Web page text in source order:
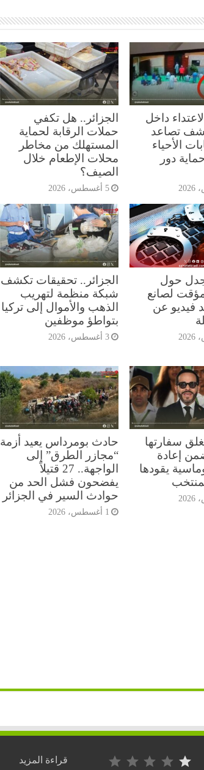
داخل
تصاعد
الأحياء
دور
الجزائر.. هل تكفي
حملات الرقابة لحماية
المستهلك من مخاطر
محلات الإطعام خلال
الصيف؟
5 أغسطس، 2026
جدل حول
لصانع
فيديو عن
الجزائر.. تحقيقات تكشف
شبكة منظمة لتهريب
الذهب والأموال إلى تركيا
بتواطؤ موظفين
3 أغسطس، 2026
سفارتها
إعادة
يقودها
حادث بومرداس يعيد أزمة
“مجازر الطرق” إلى
الواجهة.. 27 قتيلاً
يفضحون فشل الحد من
حوادث السير في الجزائر
1 أغسطس، 2026
قراءة المزيد